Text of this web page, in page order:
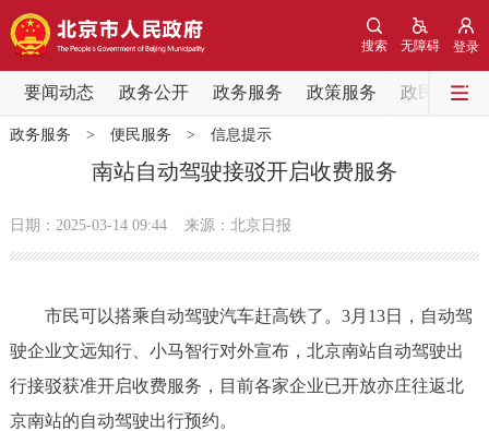
登录
无障碍
搜索
要闻动态 政务公开 政务服务 政策服务 政民互动
要闻动态
党中央精神 国务院信息
政务公开
市领导 机构职能 政策服务
政务服务 > 便民服务 > 信息提示
南站自动驾驶接驳开启收费服务
日期：2025-03-14 09:44 来源：北京日报
市民可以搭乘自动驾驶汽车赶高铁了。3月13日，自动驾
驶企业文远知行、小马智行对外宣布，北京南站自动驾驶出
行接驳获准开启收费服务，目前各家企业已开放亦庄往返北
京南站的自动驾驶出行预约。